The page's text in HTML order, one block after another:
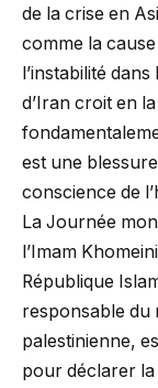
de la crise en
comme la
l’instabilité
d’Iran croit en
est une
conscience de
La Journée
l’Imam
République
responsable du
palestinienne,
pour déclarer la